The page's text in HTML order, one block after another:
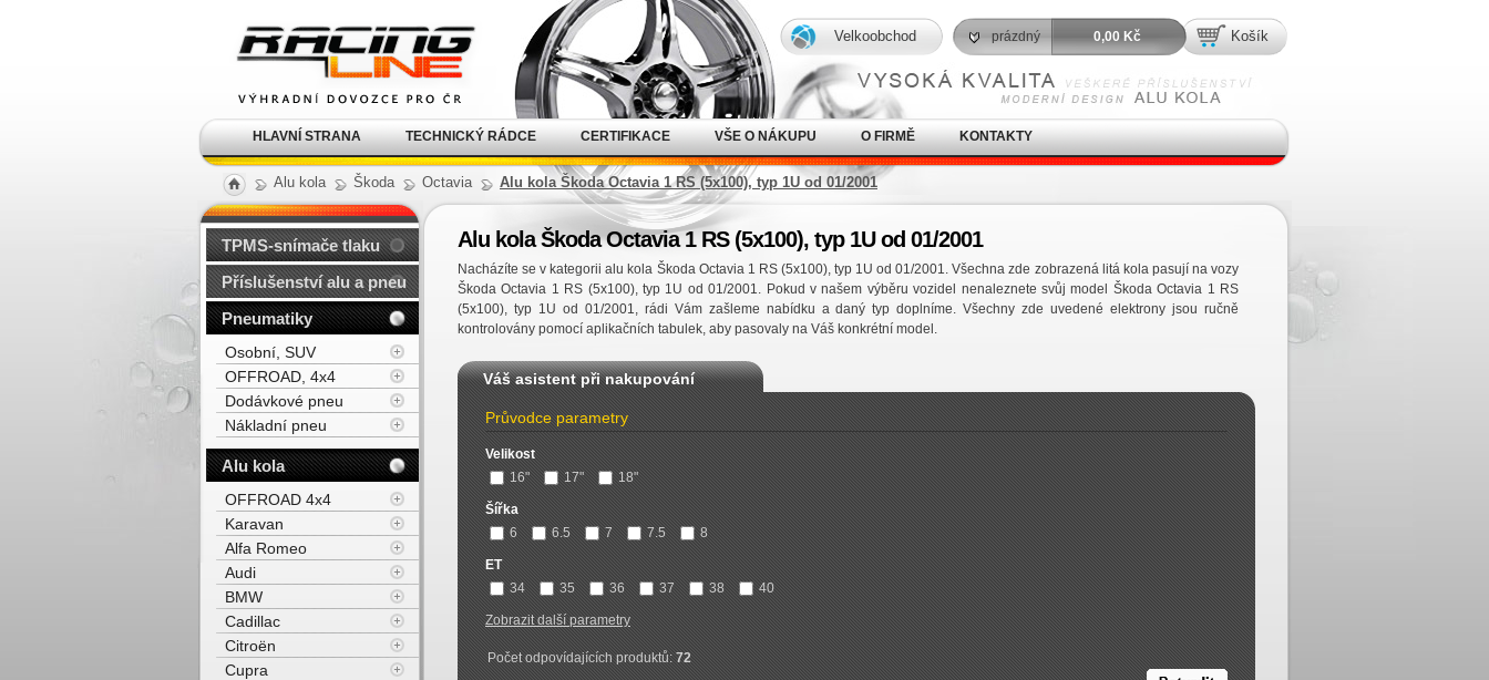
Alu kola Škoda Octavia Alu kola Škoda Octavia 1 RS (5x100), typ 1U od 01/2001
Alu kola Škoda Octavia 1 RS (5x100), typ 1U od 01/2001
Nacházíte se v kategorii alu kola Škoda Octavia 1 RS (5x100), typ 1U od 01/2001. Všechna zde zobrazená litá kola pasují na vozy
Škoda Octavia 1 RS (5x100), typ 1U od 01/2001. Pokud v našem výběru vozidel nenaleznete svůj model Škoda Octavia 1 RS
(5x100), typ 1U od 01/2001, rádi Vám zašleme nabídku a daný typ doplníme. Všechny zde uvedené elektrony jsou ručně
kontrolovány pomocí aplikačních tabulek, aby pasovaly na Váš konkrétní model.
Váš asistent při nakupování
Průvodce parametry
Velikost
16"
17" 18"
Šířka
6
6.5 7 7.5 8
ET
34
35 36 37 38 40
Zobrazit další parametry
Počet odpovídajících produktů:72
TPMS-snímače tlaku
Příslušenství alu a pneu
Pneumatiky
Osobní, SUV
OFFROAD, 4x4
Dodávkové pneu
Nákladní pneu
Alu kola
OFFROAD 4x4
Karavan
Alfa Romeo
Audi
BMW
Cadillac
Citroën
Cupra
kola Racing Line
HLAVNÍ STRANA TECHNICKÝ RÁDCE CERTIFIKACE VŠE O NÁKUPU O FIRMĚ KONTAKTY
Košík
prázdný 0,00 Kč
Velkoobchod